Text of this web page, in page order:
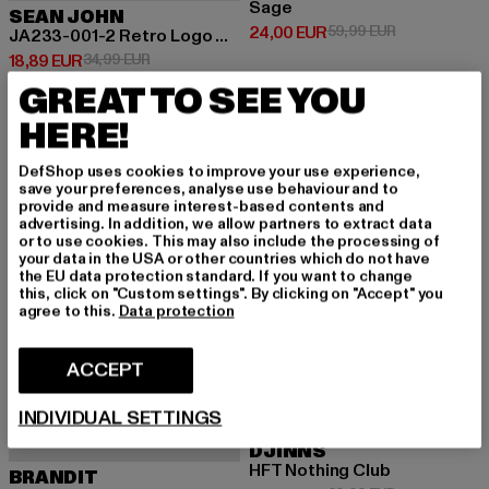
SEAN JOHN
JA233-001-2 Retro Logo Cap
18,89 EUR
Ajankohtainen hinta: 18,89 EUR
34,99 EURKampanjahinta: 34,99 EUR
Sage
24,00 EUR
Ajankohtainen hinta: 24,00 EUR
59,99 EUR
-25%
BRANDIT
DJINNS
HFT Nothing Club
GREAT TO SEE YOU
HERE!
DefShop uses cookies to improve your use experience,
save your preferences, analyse use behaviour and to
provide and measure interest-based contents and
advertising. In addition, we allow partners to extract data
or to use cookies. This may also include the processing of
your data in the USA or other countries which do not have
the EU data protection standard. If you want to change
this, click on "Custom settings". By clicking on "Accept" you
agree to this. Data protection
ACCEPT
INDIVIDUAL SETTINGS